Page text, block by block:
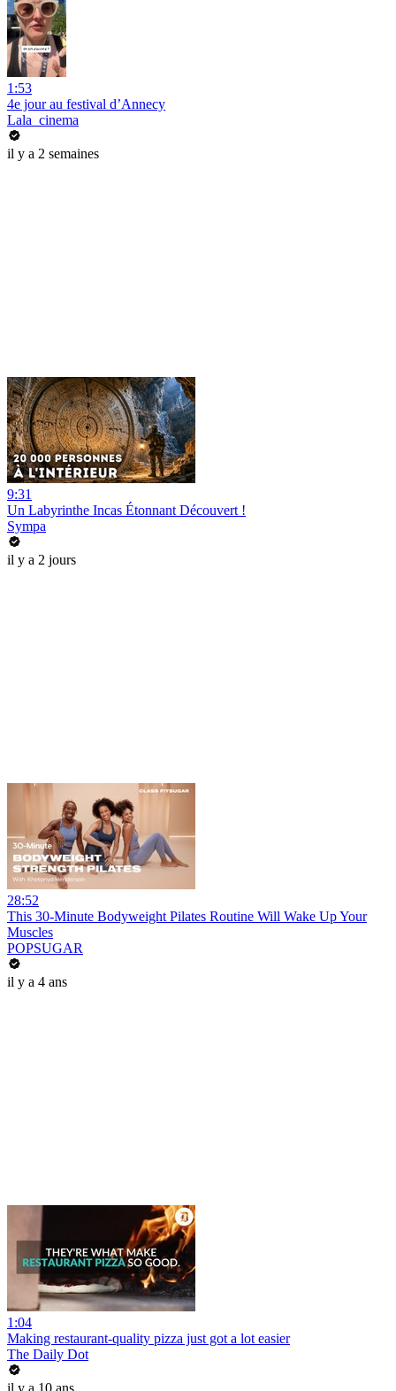
1:53
4e jour au festival d’Annecy
Lala_cinema
il y a 2 semaines
9:31
Un Labyrinthe Incas Étonnant Découvert !
Sympa
il y a 2 jours
28:52
This 30-Minute Bodyweight Pilates Routine Will Wake Up Your
Muscles
POPSUGAR
il y a 4 ans
1:04
Making restaurant-quality pizza just got a lot easier
The Daily Dot